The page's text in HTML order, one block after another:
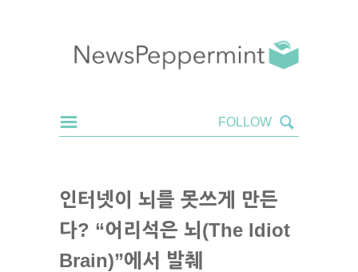
인터넷이 뇌를 못쓰게 만든
다? “어리석은 뇌(The Idiot
Brain)”에서 발췌